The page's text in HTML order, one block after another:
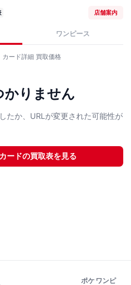
店舗案内
ワンピース
カード詳細 買取価格
かりません
たか、URLが変更された可能性が
ードの買取表を見る
ポケ ワンピ